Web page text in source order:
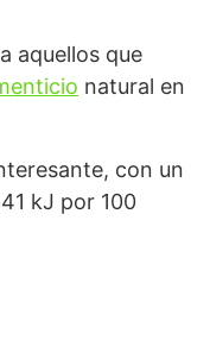
aquellos que
natural en
con un
kJ por 100